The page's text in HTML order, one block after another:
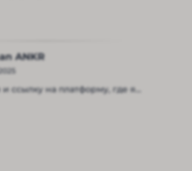
ANKR
ссылку на платформу, где я...